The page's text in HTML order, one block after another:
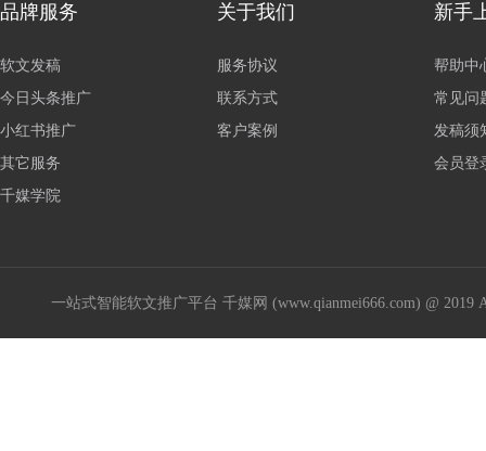
品牌服务
软文发稿
今日头条推广
小红书推广
其它服务
千媒学院
关于我们
服务协议
联系方式
客户案例
新手
帮助中
常见问
发稿须
会员登
一站式智能软文推广平台 千媒网 (www.qianmei666.com) @ 2019